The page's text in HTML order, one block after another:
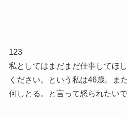
123
私としてはまだまだ仕事してほ
ください。という私は46歳。ま
何しとる。と言って怒られたいで